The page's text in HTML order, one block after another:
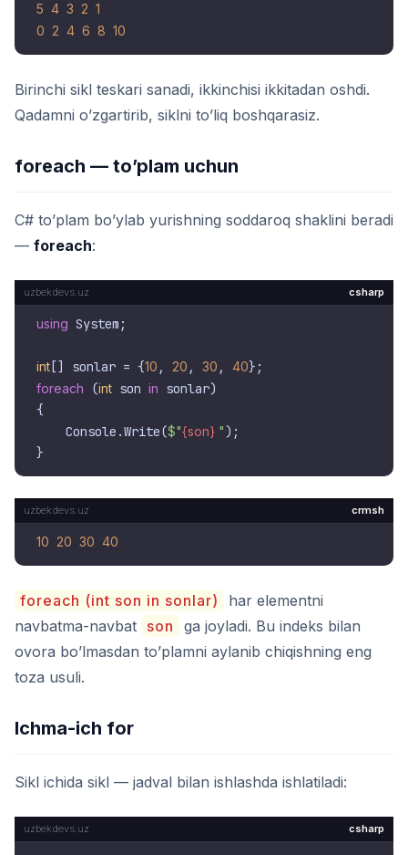
5 4 3 2 1
0 2 4 6 8 10
Birinchi sikl teskari sanadi, ikkinchisi ikkitadan oshdi.
Qadamni o’zgartirib, siklni to’liq boshqarasiz.
foreach — to’plam uchun
C# to’plam bo’ylab yurishning soddaroq shaklini beradi
— foreach:
csharp
using System;
int [] sonlar = {10 , 20 , 30 , 40
foreach (int son in sonlar)
{
    Console.Write(
$"{son} ");
crmsh
10 20 30 40
foreach (int son in sonlar)
har elementni
navbatma-navbat son
ga joyladi. Bu indeks bilan
ovora bo’lmasdan to’plamni aylanib chiqishning eng
toza usuli.
Ichma-ich for
Sikl ichida sikl — jadval bilan ishlashda ishlatiladi:
csharp